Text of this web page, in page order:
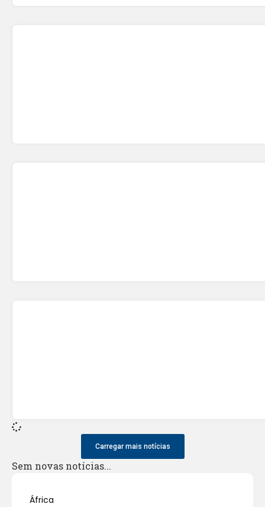
África
Carregar mais notícias
Sem novas notícias...